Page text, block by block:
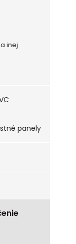
inej
panely